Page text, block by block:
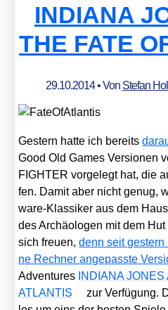
INDIANA
THE FATE
29.10.2014• Von Stefan
Ges­tern hat­te ich bereits
Good Old Games Ver­sio­nen
FIGHTER vor­ge­legt hat, die
fen. Damit aber nicht genug,
ware-Klas­si­ker aus dem
des Archäo­lo­gen mit dem
sich freu­en,denn seit
ne Rech­ner ange­pass­te
Adventures INDIANA
ATLANTIS
zur Ver­fü­gung.